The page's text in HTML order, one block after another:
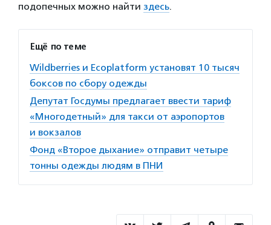
подопечных можно найти здесь.
Ещё по теме
Wildberries и Ecoplatform установят 10 тысяч
боксов по сбору одежды
Депутат Госдумы предлагает ввести тариф
«Многодетный» для такси от аэропортов
и вокзалов
Фонд «Второе дыхание» отправит четыре
тонны одежды людям в ПНИ